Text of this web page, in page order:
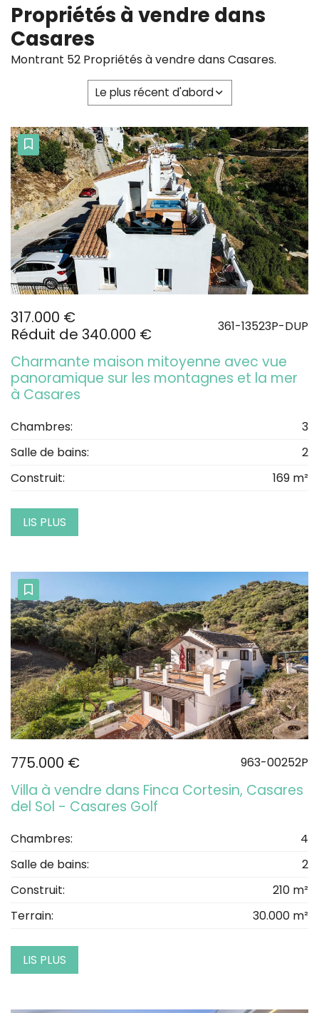
Propriétés à vendre dans
Casares
Montrant 52 Propriétés à vendre dans Casares.
Le plus récent d'abord
317.000 €
Réduit de 340.000 €
361-13523P-DUP
Charmante maison mitoyenne avec vue
panoramique sur les montagnes et la mer
à Casares
Chambres:
3
Salle de bains:
2
Construit:
169 m²
LIS PLUS
775.000 € 963-00252P
Villa à vendre dans Finca Cortesin, Casares
del Sol - Casares Golf
Chambres:
4
Salle de bains:
2
Construit:
210 m²
Terrain:
30.000 m²
LIS PLUS